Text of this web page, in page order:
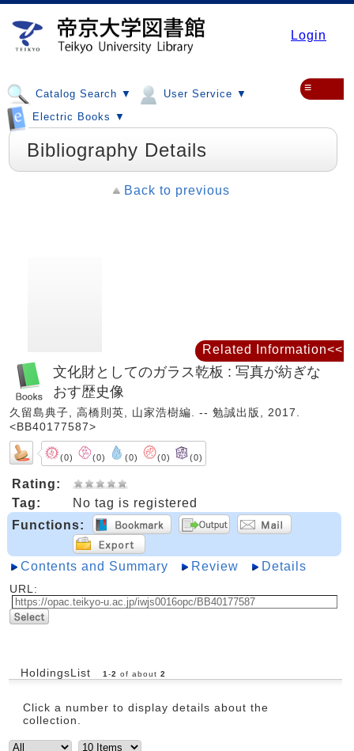
Login
Catalog Search ▼
User Service ▼
Electric Books ▼
≡
Bibliography Details
Back to previous
文化財としてのガラス乾板 : 写真が紡ぎな
おす歴史像
久留島典子, 高橋則英, 山家浩樹編. -- 勉誠出版, 2017.
<BB40177587>
(0) (0) (0) (0) (0)
Rating:
Tag:
No tag is registered
Functions:
Contents and Summary Review Details
URL:
HoldingsList 1 -2 of about 2
Click a number to display details about the
collection.
Related Information<<